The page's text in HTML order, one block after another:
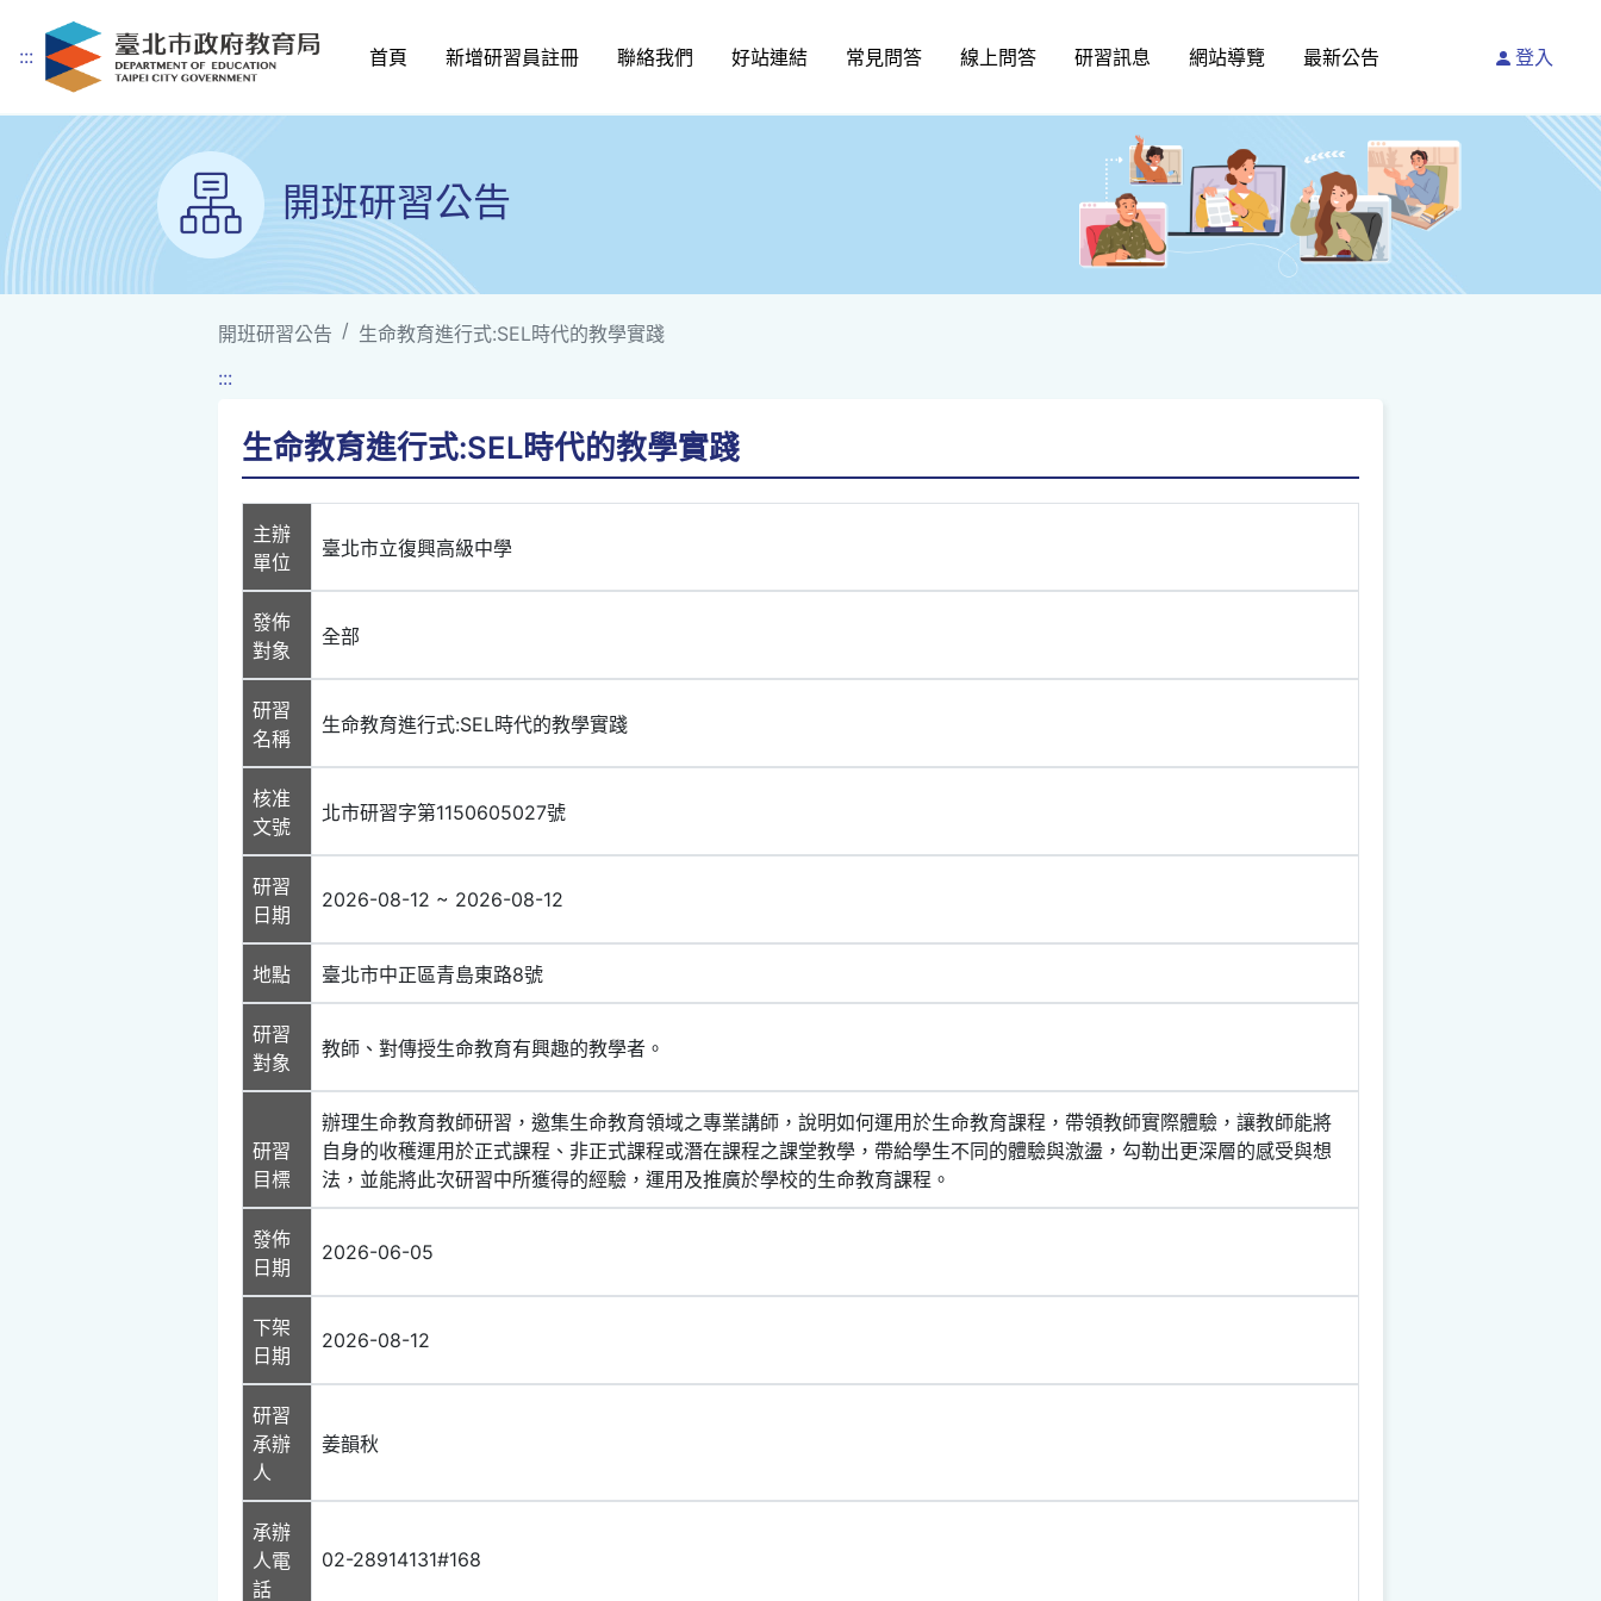
跳到主要內容
::: 首頁 新增研習員註冊 聯絡我們 好站連結 常見問答 線上問答 研習訊息 網站導覽 最新公告 登入
開班研習公告
開班研習公告
生命教育進行式:SEL時代的教學實踐
:::
生命教育進行式:SEL時代的教學實踐
主辦
單位
臺北市立復興高級中學
發佈
對象
全部
研習
名稱
生命教育進行式:SEL時代的教學實踐
核准
文號
北市研習字第1150605027號
研習
日期
2026-08-12 ~ 2026-08-12
地點 臺北市中正區青島東路8號
研習
對象
教師、對傳授生命教育有興趣的教學者。
研習
目標
辦理生命教育教師研習，邀集生命教育領域之專業講師，說明如何運用於生命教育課程，帶領教師實際體驗，讓教師能將
自身的收穫運用於正式課程、非正式課程或潛在課程之課堂教學，帶給學生不同的體驗與激盪，勾勒出更深層的感受與想
法，並能將此次研習中所獲得的經驗，運用及推廣於學校的生命教育課程。
發佈
日期
2026-06-05
下架
日期
2026-08-12
研習
承辦
人
姜韻秋
承辦
人電
話
02-28914131#168